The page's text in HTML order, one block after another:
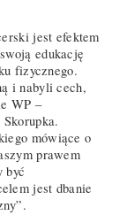
jest efektem
edukację
fizycznego.
i nabyli cech,
WP –
mówiące o
prawem
być
jest dbanie